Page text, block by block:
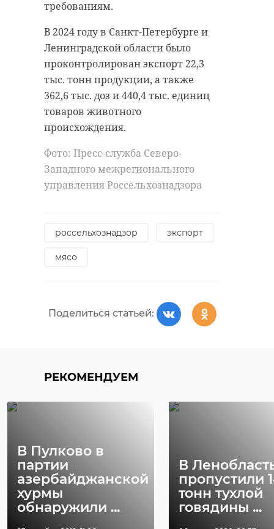
требованиям.
В 2024 году в Санкт-Петербурге и
Ленинградской области было
проконтролирован экспорт 22,3
тыс. тонн продукции, а также
362,6 тыс. доз и 440,4 тыс. единиц
товаров животного
происхождения.
Фото: Пресс-служба Северо-
Западного межрегионального
управления Россельхознадзора
россельхознадзор экспорт
мясо
Поделиться статьей:
РЕКОМЕНДУЕМ
В Пулково в
партии
азербайджанской
хурмы
обнаружили ...
В
пропустили
тонн тухлой
говядины ...
Поделиться статьей:
построили новую
линию
Ленэнерго"
обеспечили